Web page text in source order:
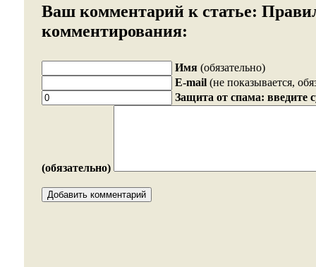
Ваш комментарий к статье:
комментирования:
Имя (обязательно)
E-mail (не показывается,
Защита от спама: введите
(обязательно)